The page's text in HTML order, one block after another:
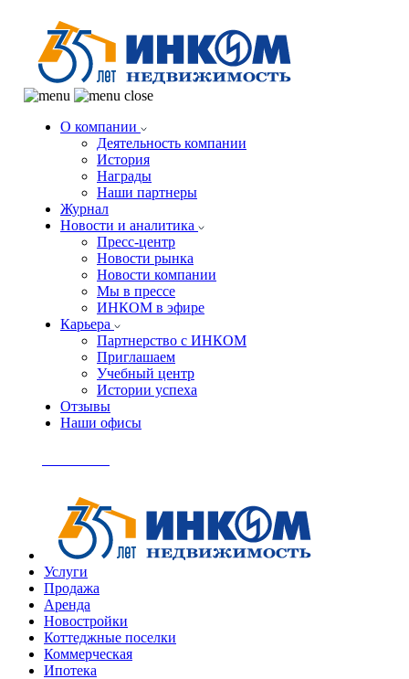
О компании
Деятельность компании
История
Награды
Наши партнеры
Журнал
Новости и аналитика
Пресс-центр
Новости рынка
Новости компании
Мы в прессе
ИНКОМ в эфире
Карьера
Партнерство с ИНКОМ
Приглашаем
Учебный центр
Истории успеха
Отзывы
Наши офисы
Услуги
Продажа
Аренда
Новостройки
Коттеджные поселки
Коммерческая
Ипотека